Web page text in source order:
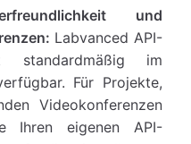
und
Labvanced API-
standardmäßig im
Für Projekte,
Videokonferenzen
Ihren eigenen API-